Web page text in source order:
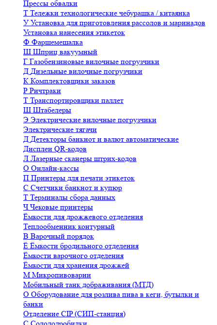
Прессы обвалки
Т Тележки технологические чебурашка / китаянка
У Установка для приготовления рассолов и маринадов
Установка нанесения этикеток
Ф Фаршемешалка
Ш Шприц вакуумный
Г Газобензиновые вилочные погрузчики
Д Дизельные вилочные погрузчики
К Комплектовщики заказов
Р Ричтраки
Т Транспортировщики паллет
Ш Штабелеры
Э Электрические вилочные погрузчики
Электрические тягачи
Д Детекторы банкнот и валют автоматические
Дисплеи QR-кодов
Л Лазерные сканеры штрих-кодов
О Онлайн-кассы
П Принтеры для печати этикеток
С Счетчики банкнот и купюр
Т Терминалы сбора данных
ЧЧековые принтеры
Ёмкости для дрожжевого отделения
Теплообменник контурный
В Варочный порядок
Ё Ёмкости бродильного отделения
Ёмкости варочного отделения
Ёмкости для хранения дрожжей
М Микропивоварни
Мобильный танк дображивания (МТД)
О Оборудование для розлива пива в кеги, бутылки и
банки
Отделение CIP (СИП-станция)